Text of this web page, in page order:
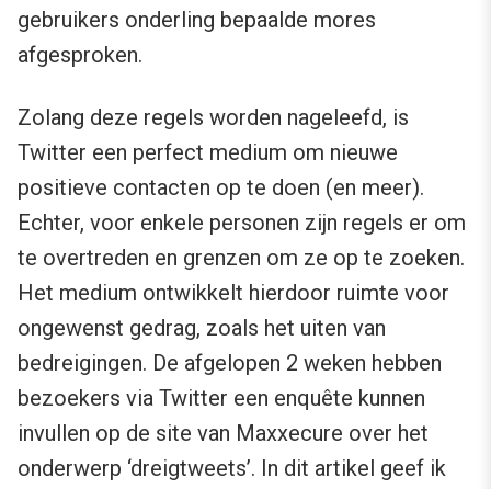
gebruikers onderling bepaalde mores
afgesproken.
Zolang deze regels worden nageleefd, is
Twitter een perfect medium om nieuwe
positieve contacten op te doen (en meer).
Echter, voor enkele personen zijn regels er om
te overtreden en grenzen om ze op te zoeken.
Het medium ontwikkelt hierdoor ruimte voor
ongewenst gedrag, zoals het uiten van
bedreigingen. De afgelopen 2 weken hebben
bezoekers via Twitter een enquête kunnen
invullen op de site van Maxxecure over het
onderwerp ‘dreigtweets’. In dit artikel geef ik